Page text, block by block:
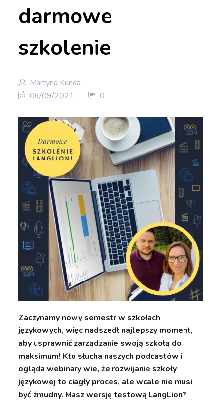
darmowe
szkolenie
Martyna Kunda
06/09/2021
0
Zaczynamy nowy semestr w szkołach
językowych, więc nadszedł najlepszy moment,
aby usprawnić zarządzanie swoją szkołą do
maksimum! Kto słucha naszych podcastów i
ogląda webinary wie, że rozwijanie szkoły
językowej to ciagły proces, ale wcale nie musi
być żmudny. Masz wersję testową LangLion?